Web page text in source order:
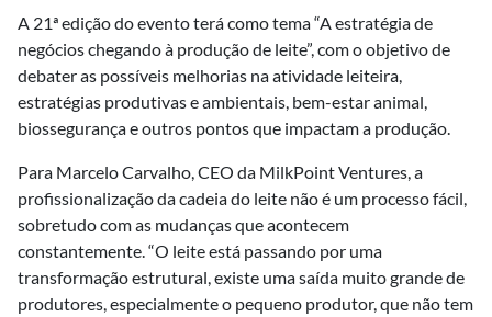
A 21ª edição do evento terá como tema “A estratégia de
negócios chegando à produção de leite”, com o objetivo de
debater as possíveis melhorias na atividade leiteira,
estratégias produtivas e ambientais, bem-estar animal,
biossegurança e outros pontos que impactam a produção.
Para Marcelo Carvalho, CEO da MilkPoint Ventures, a
profissionalização da cadeia do leite não é um processo fácil,
sobretudo com as mudanças que acontecem
constantemente. “O leite está passando por uma
transformação estrutural, existe uma saída muito grande de
produtores, especialmente o pequeno produtor, que não tem